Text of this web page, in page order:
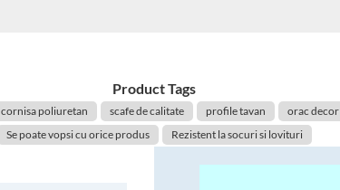
Product Tags
cornisa poliuretan scafe de calitate profile tavan orac decor
Se poate vopsi cu orice produs
Rezistent la socuri si lovituri